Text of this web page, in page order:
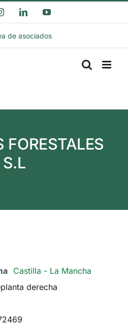
InstagramLinkedInYouTube
de asociados
FORESTALES
S.L
Castilla - La Mancha
derecha